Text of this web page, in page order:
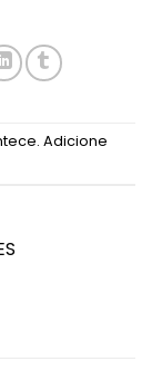
. Adicione